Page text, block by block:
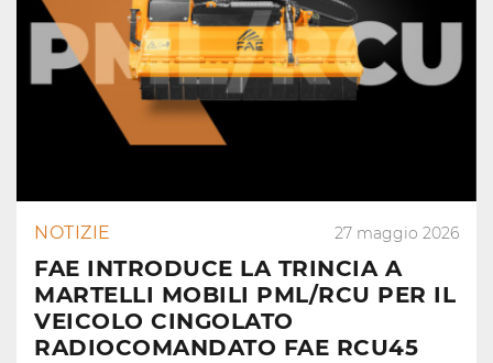
NOTIZIE 27 maggio 2026
FAE INTRODUCE LA TRINCIA A
MARTELLI MOBILI PML/RCU PER IL
VEICOLO CINGOLATO
RADIOCOMANDATO FAE RCU45